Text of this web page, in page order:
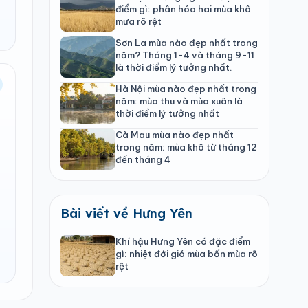
điểm gì: phân hóa hai mùa khô
mưa rõ rệt
Sơn La mùa nào đẹp nhất trong
năm? Tháng 1-4 và tháng 9-11
là thời điểm lý tưởng nhất.
Hà Nội mùa nào đẹp nhất trong
năm: mùa thu và mùa xuân là
thời điểm lý tưởng nhất
Cà Mau mùa nào đẹp nhất
trong năm: mùa khô từ tháng 12
đến tháng 4
Bài viết về Hưng Yên
Khí hậu Hưng Yên có đặc điểm
gì: nhiệt đới gió mùa bốn mùa rõ
rệt